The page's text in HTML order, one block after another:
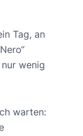
Tag, an
wenig
warten: